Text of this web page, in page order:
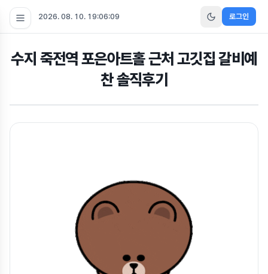
2026. 08. 10. 19:06:09 로그인
수지 죽전역 포은아트홀 근처 고깃집 갈비예
찬 솔직후기